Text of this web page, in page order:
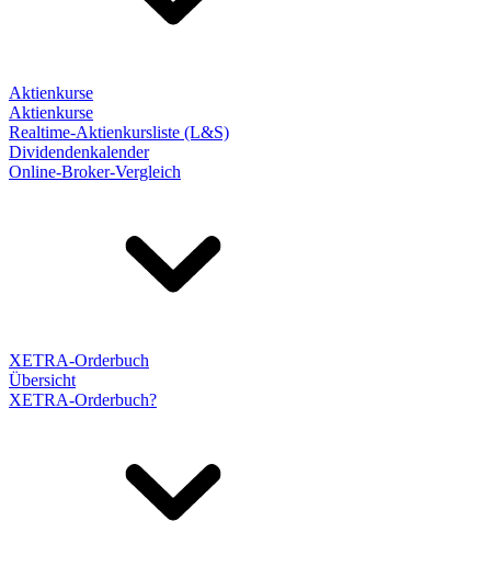
Aktienkurse
Aktienkurse
Realtime-Aktienkursliste (L&S)
Dividendenkalender
Online-Broker-Vergleich
XETRA-Orderbuch
Übersicht
XETRA-Orderbuch?